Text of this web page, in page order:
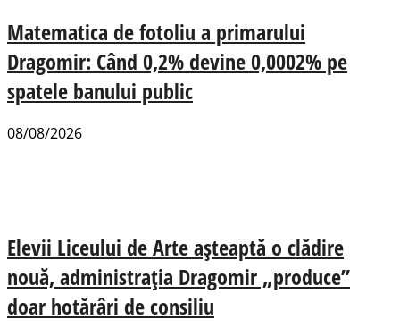
Matematica de fotoliu a primarului
Dragomir: Când 0,2% devine 0,0002% pe
spatele banului public
08/08/2026
Elevii Liceului de Arte așteaptă o clădire
nouă, administrația Dragomir „produce”
doar hotărâri de consiliu